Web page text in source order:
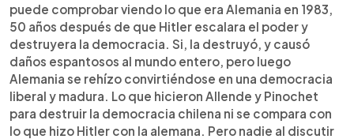
puede comprobar viendo lo que era Alemania en 1983,
50 años después de que Hitler escalara el poder y
destruyera la democracia. Si, la destruyó, y causó
daños espantosos al mundo entero, pero luego
Alemania se rehízo convirtiéndose en una democracia
liberal y madura. Lo que hicieron Allende y Pinochet
para destruir la democracia chilena ni se compara con
lo que hizo Hitler con la alemana. Pero nadie al discutir